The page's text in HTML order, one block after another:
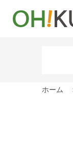
ホーム